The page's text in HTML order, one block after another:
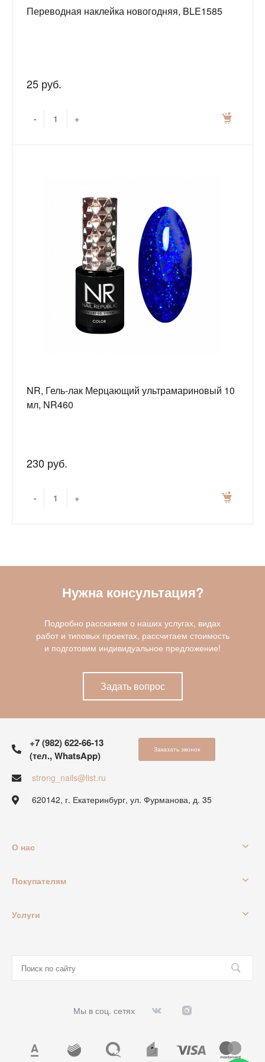
Переводная наклейка новогодняя, BLE1585
25 руб.
- +
NR, Гель-лак Мерцающий ультрамариновый 10
мл, NR460
230 руб.
- +
Нужна консультация?
Подробно расскажем о наших услугах, видах
работ и типовых проектах, рассчитаем стоимость
и подготовим индивидуальное предложение!
Задать вопрос
+7 (982) 622-66-13
(тел., WhatsApp)
Заказать звонок
strong_nails@list.ru
620142, г. Екатеринбург, ул. Фурманова, д. 35
О нас
Покупателям
Услуги
Мы в соц. сетях